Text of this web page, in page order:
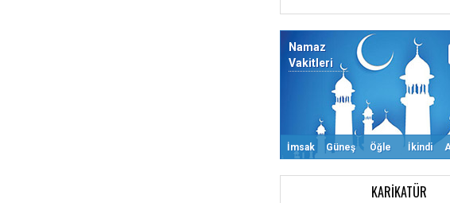
Namaz
Vakitleri
İmsak Güneş Öğle İkindi
KARIKATÜR